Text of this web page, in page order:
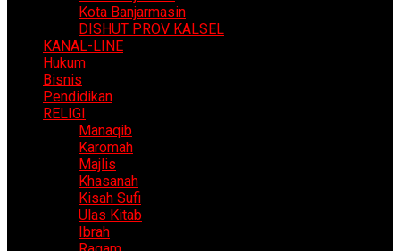
Kota Banjarmasin
DISHUT PROV KALSEL
KANAL-LINE
Hukum
Bisnis
Pendidikan
RELIGI
Manaqib
Karomah
Majlis
Khasanah
Kisah Sufi
Ulas Kitab
Ibrah